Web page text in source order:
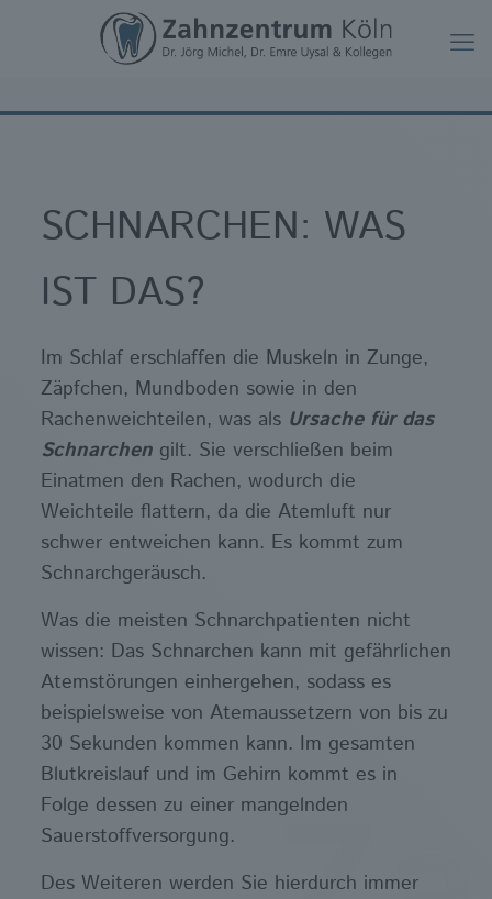
SCHNARCHEN: WAS
IST DAS?
Im Schlaf erschlaffen die Muskeln in Zunge,
Zäpfchen, Mundboden sowie in den
Rachenweichteilen, was als Ursache für das
Schnarchengilt. Sie verschließen beim
Einatmen den Rachen, wodurch die
Weichteile flattern, da die Atemluft nur
schwer entweichen kann. Es kommt zum
Schnarchgeräusch.
Was die meisten Schnarchpatienten nicht
wissen: Das Schnarchen kann mit gefährlichen
Atemstörungen einhergehen, sodass es
beispielsweise von Atemaussetzern von bis zu
30 Sekunden kommen kann. Im gesamten
Blutkreislauf und im Gehirn kommt es in
Folge dessen zu einer mangelnden
Sauerstoffversorgung.
Des Weiteren werden Sie hierdurch immer